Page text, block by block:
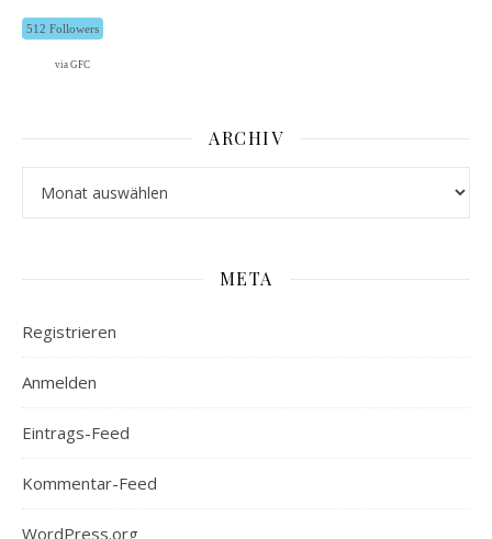
512 Followers
via GFC
ARCHIV
META
Registrieren
Anmelden
Eintrags-Feed
Kommentar-Feed
WordPress.org